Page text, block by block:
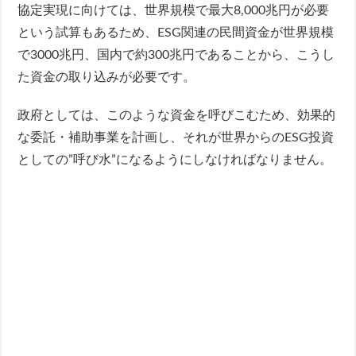
協定実現に向けては、世界規模で最大8,000兆円が必要
という試算もあるため、ESG関連の民間資金が世界規模
で3000兆円、国内で約300兆円であることから、こうし
た資金の取り込みが必要です。
政府としては、このような資金を呼びこむため、効果的
な委託・補助事業を計画し、それが世界からのESG投資
としての”呼び水”になるようにしなければなりません。